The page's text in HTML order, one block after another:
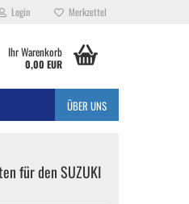
Login Merkzettel
Ihr Warenkorb
0,00 EUR
ÜBER UNS
für den SUZUKI